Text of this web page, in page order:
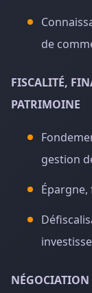
de
FISCALITÉ,
PATRIMOINE
gestion
NÉGOCIATION